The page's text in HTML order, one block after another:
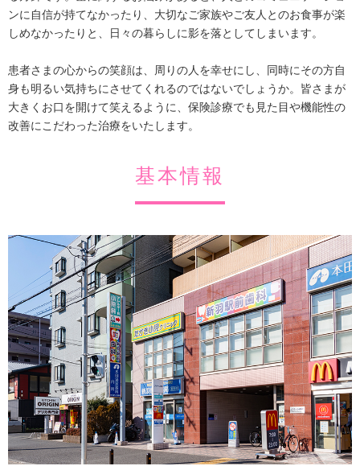
ンに自信が持てなかったり、大切なご家族やご友人とのお食事が楽
しめなかったりと、日々の暮らしに影を落としてしまいます。
患者さまの心からの笑顔は、周りの人を幸せにし、同時にその方自
身も明るい気持ちにさせてくれるのではないでしょうか。皆さまが
大きくお口を開けて笑えるように、保険診療でも見た目や機能性の
改善にこだわった治療をいたします。
基本情報